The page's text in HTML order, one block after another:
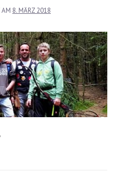
AM 8. MÄRZ 2018